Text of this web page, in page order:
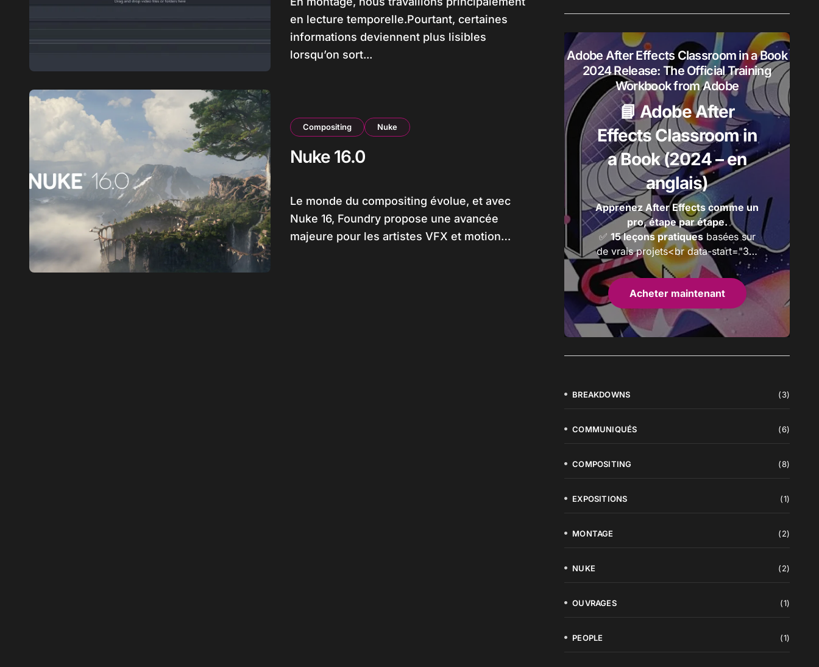
en lecture temporelle.Pourtant, certaines
informations deviennent plus lisibles
lorsqu’on sort...
Compositing Nuke
Nuke 16.0
Le monde du compositing évolue, et avec
Nuke 16, Foundry propose une avancée
majeure pour les artistes VFX et motion…
r
d
i
t
Adobe After Effects Classroom in a Book
2024 Release: The Official Training
Workbook from Adobe
📘 Adobe After
Effects Classroom in
a Book (2024 – en
anglais)
Apprenez After Effects comme un
pro, étape par étape.
✅ 15 leçons pratiquesbasées sur
de vrais projets<br data-start="3…
Acheter maintenant
BREAKDOWNS (3)
COMMUNIQUÉS (6)
COMPOSITING (8)
EXPOSITIONS (1)
MONTAGE (2)
NUKE (2)
OUVRAGES (1)
PEOPLE (1)